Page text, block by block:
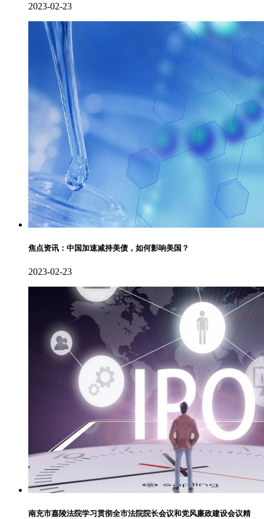
2023-02-23
焦点资讯：中国加速减持美债，如何影响美国？
2023-02-23
南充市嘉陵法院学习贯彻全市法院院长会议和党风廉政建设会议精